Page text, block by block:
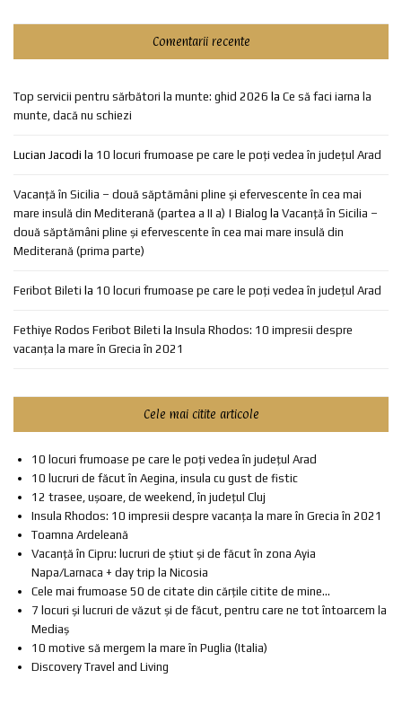
Comentarii recente
Top servicii pentru sărbători la munte: ghid 2026 la Ce să faci iarna la
munte, dacă nu schiezi
Lucian Jacodi la 10 locuri frumoase pe care le poți vedea în județul Arad
Vacanță în Sicilia – două săptămâni pline și efervescente în cea mai
mare insulă din Mediterană (partea a II a) | Bialog la Vacanță în Sicilia –
două săptămâni pline și efervescente în cea mai mare insulă din
Mediterană (prima parte)
Feribot Bileti la 10 locuri frumoase pe care le poți vedea în județul Arad
Fethiye Rodos Feribot Bileti la Insula Rhodos: 10 impresii despre
vacanța la mare în Grecia în 2021
Cele mai citite articole
10 locuri frumoase pe care le poți vedea în județul Arad
10 lucruri de făcut în Aegina, insula cu gust de fistic
12 trasee, ușoare, de weekend, în județul Cluj
Insula Rhodos: 10 impresii despre vacanța la mare în Grecia în 2021
Toamna Ardeleană
Vacanță în Cipru: lucruri de știut și de făcut în zona Ayia
Napa/Larnaca + day trip la Nicosia
Cele mai frumoase 50 de citate din cărțile citite de mine...
7 locuri și lucruri de văzut și de făcut, pentru care ne tot întoarcem la
Mediaș
10 motive să mergem la mare în Puglia (Italia)
Discovery Travel and Living